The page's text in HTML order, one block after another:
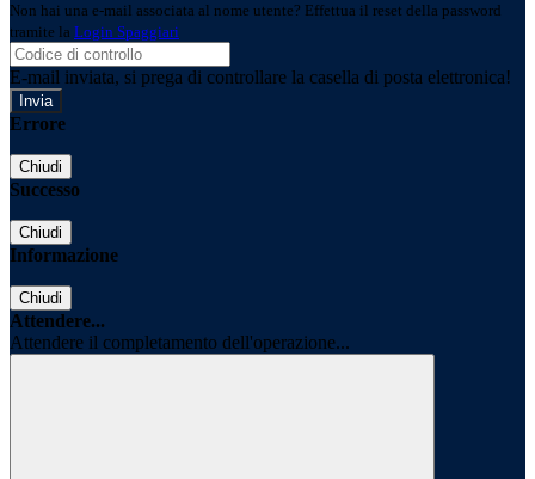
Non hai una e-mail associata al nome utente? Effettua il reset della password
tramite la Login Spaggiari
E-mail inviata, si prega di controllare la casella di posta elettronica!
Errore
Chiudi
Successo
Chiudi
Informazione
Chiudi
Attendere...
Attendere il completamento dell'operazione...